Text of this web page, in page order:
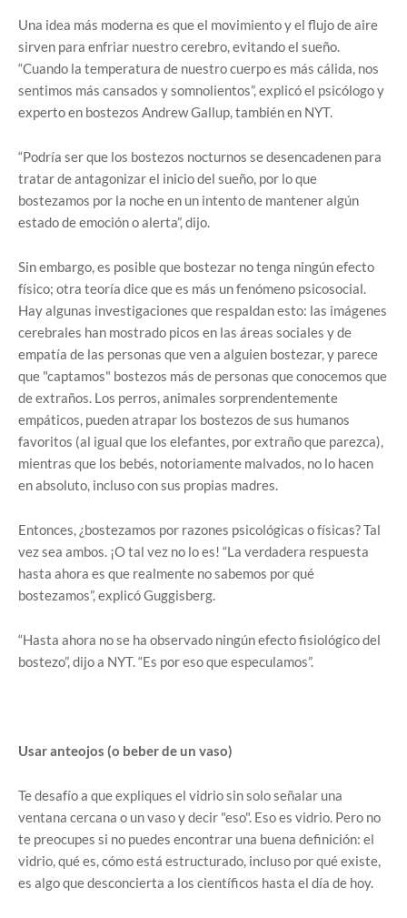
Una idea más moderna es que el movimiento y el flujo de aire
sirven para enfriar nuestro cerebro, evitando el sueño.
“Cuando la temperatura de nuestro cuerpo es más cálida, nos
sentimos más cansados ​​y somnolientos”, explicó el psicólogo y
experto en bostezos Andrew Gallup, también en NYT.
“Podría ser que los bostezos nocturnos se desencadenen para
tratar de antagonizar el inicio del sueño, por lo que
bostezamos por la noche en un intento de mantener algún
estado de emoción o alerta”, dijo.
Sin embargo, es posible que bostezar no tenga ningún efecto
físico; otra teoría dice que es más un fenómeno psicosocial.
Hay algunas investigaciones que respaldan esto: las imágenes
cerebrales han mostrado picos en las áreas sociales y de
empatía de las personas que ven a alguien bostezar, y parece
que "captamos" bostezos más de personas que conocemos que
de extraños. Los perros, animales sorprendentemente
empáticos, pueden atrapar los bostezos de sus humanos
favoritos (al igual que los elefantes, por extraño que parezca),
mientras que los bebés, notoriamente malvados, no lo hacen
en absoluto, incluso con sus propias madres.
Entonces, ¿bostezamos por razones psicológicas o físicas? Tal
vez sea ambos. ¡O tal vez no lo es! “La verdadera respuesta
hasta ahora es que realmente no sabemos por qué
bostezamos”, explicó Guggisberg.
“Hasta ahora no se ha observado ningún efecto fisiológico del
bostezo”, dijo a NYT. “Es por eso que especulamos”.
Usar anteojos (o beber de un vaso)
Te desafío a que expliques el vidrio sin solo señalar una
ventana cercana o un vaso y decir "eso". Eso es vidrio. Pero no
te preocupes si no puedes encontrar una buena definición: el
vidrio, qué es, cómo está estructurado, incluso por qué existe,
es algo que desconcierta a los científicos hasta el día de hoy.